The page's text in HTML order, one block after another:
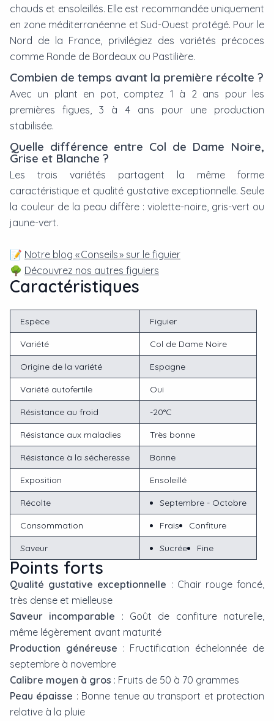
chauds et ensoleillés. Elle est recommandée uniquement
en zone méditerranéenne et Sud-Ouest protégé. Pour le
Nord de la France, privilégiez des variétés précoces
comme Ronde de Bordeaux ou Pastilière.
Combien de temps avant la première récolte ?
Avec un plant en pot, comptez 1 à 2 ans pour les
premières figues, 3 à 4 ans pour une production
stabilisée.
Quelle différence entre Col de Dame Noire,
Grise et Blanche ?
Les trois variétés partagent la même forme
caractéristique et qualité gustative exceptionnelle. Seule
la couleur de la peau diffère : violette-noire, gris-vert ou
jaune-vert.
📝 Notre blog « Conseils » sur le figuier
🌳 Découvrez nos autres figuiers
Caractéristiques
Espèce Figuier
Variété Col de Dame Noire
Origine de la variété Espagne
Variété autofertile Oui
Résistance au froid -20°C
Résistance aux maladies Très bonne
Résistance à la sécheresse Bonne
Exposition Ensoleillé
Récolte Septembre - Octobre
Consommation Frais Confiture
Saveur Sucrée Fine
Points forts
Qualité gustative exceptionnelle : Chair rouge foncé,
très dense et mielleuse
Saveur incomparable : Goût de confiture naturelle,
même légèrement avant maturité
Production généreuse : Fructification échelonnée de
septembre à novembre
Calibre moyen à gros : Fruits de 50 à 70 grammes
Peau épaisse : Bonne tenue au transport et protection
relative à la pluie